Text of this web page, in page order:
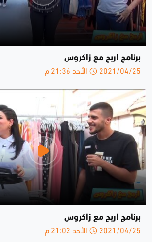
برنامج اربح مع زاكروس
2021/04/25 الأحد 21:36 م
برنامج اربح مع زاكروس
2021/04/25 الأحد 21:02 م